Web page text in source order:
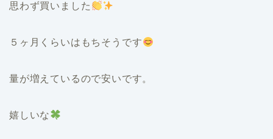
思わず買いました
５ヶ月くらいはもちそうです
量が増えているので安いです。
嬉しいな